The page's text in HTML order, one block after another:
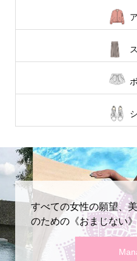
すべての女性の願望、
のための《おまじない